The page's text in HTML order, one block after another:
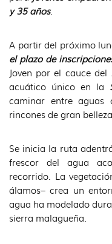
y 35 años.
A partir del próximo
el plazo de
Joven por el cauce del
acuático único en la
caminar entre aguas
rincones de gran
Se inicia la ruta
frescor del agua
recorrido. La
álamos– crea un
agua ha modelado
sierra malagueña.